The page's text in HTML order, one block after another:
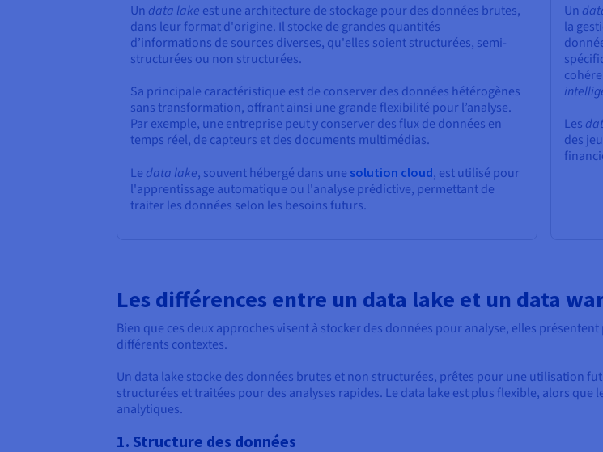
Un data lake est une architecture de stockage pour des données brutes,
dans leur format d'origine. Il stocke de grandes quantités
d’informations de sources diverses, qu'elles soient structurées, semi-
structurées ou non structurées.
Sa principale caractéristique est de conserver des données hétérogènes
sans transformation, offrant ainsi une grande flexibilité pour l’analyse.
Par exemple, une entreprise peut y conserver des flux de données en
temps réel, de capteurs et des documents multimédias.
Le data lake, souvent hébergé dans une solution cloud, est utilisé pour
l'apprentissage automatique ou l'analyse prédictive, permettant de
traiter les données selon les besoins futurs.
Un
la
Les
des
Les différences entre un data lake et un data
Bien que ces deux approches visent à stocker des données pour analyse, elles
différents contextes.
Un data lake stocke des données brutes et non structurées, prêtes pour une utilisation
structurées et traitées pour des analyses rapides. Le data lake est plus flexible, alors
analytiques.
1. Structure des données